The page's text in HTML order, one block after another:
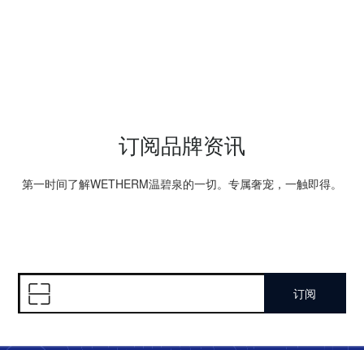
订阅品牌资讯
第一时间了解WETHERM温碧泉的一切。专属奢宠，一触即得。
订阅